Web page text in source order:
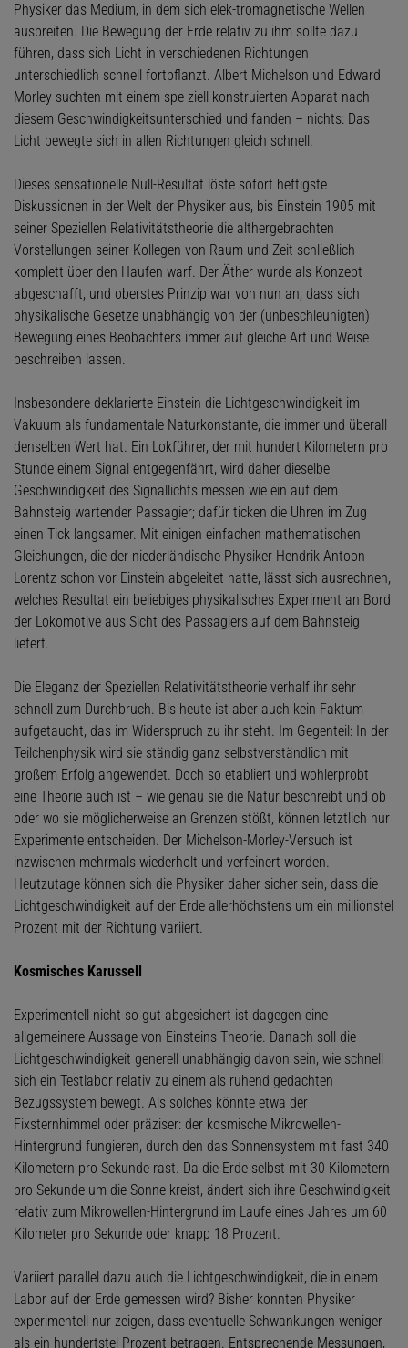
Physiker das Medium, in dem sich elek-tromagnetische Wellen
ausbreiten. Die Bewegung der Erde relativ zu ihm sollte dazu
führen, dass sich Licht in verschiedenen Richtungen
unterschiedlich schnell fortpflanzt. Albert Michelson und Edward
Morley suchten mit einem spe-ziell konstruierten Apparat nach
diesem Geschwindigkeitsunterschied und fanden – nichts: Das
Licht bewegte sich in allen Richtungen gleich schnell.
Dieses sensationelle Null-Resultat löste sofort heftigste
Diskussionen in der Welt der Physiker aus, bis Einstein 1905 mit
seiner Speziellen Relativitätstheorie die althergebrachten
Vorstellungen seiner Kollegen von Raum und Zeit schließlich
komplett über den Haufen warf. Der Äther wurde als Konzept
abgeschafft, und oberstes Prinzip war von nun an, dass sich
physikalische Gesetze unabhängig von der (unbeschleunigten)
Bewegung eines Beobachters immer auf gleiche Art und Weise
beschreiben lassen.
Insbesondere deklarierte Einstein die Lichtgeschwindigkeit im
Vakuum als fundamentale Naturkonstante, die immer und überall
denselben Wert hat. Ein Lokführer, der mit hundert Kilometern pro
Stunde einem Signal entgegenfährt, wird daher dieselbe
Geschwindigkeit des Signallichts messen wie ein auf dem
Bahnsteig wartender Passagier; dafür ticken die Uhren im Zug
einen Tick langsamer. Mit einigen einfachen mathematischen
Gleichungen, die der niederländische Physiker Hendrik Antoon
Lorentz schon vor Einstein abgeleitet hatte, lässt sich ausrechnen,
welches Resultat ein beliebiges physikalisches Experiment an Bord
der Lokomotive aus Sicht des Passagiers auf dem Bahnsteig
liefert.
Die Eleganz der Speziellen Relativitätstheorie verhalf ihr sehr
schnell zum Durchbruch. Bis heute ist aber auch kein Faktum
aufgetaucht, das im Widerspruch zu ihr steht. Im Gegenteil: In der
Teilchenphysik wird sie ständig ganz selbstverständlich mit
großem Erfolg angewendet. Doch so etabliert und wohlerprobt
eine Theorie auch ist – wie genau sie die Natur beschreibt und ob
oder wo sie möglicherweise an Grenzen stößt, können letztlich nur
Experimente entscheiden. Der Michelson-Morley-Versuch ist
inzwischen mehrmals wiederholt und verfeinert worden.
Heutzutage können sich die Physiker daher sicher sein, dass die
Lichtgeschwindigkeit auf der Erde allerhöchstens um ein millionstel
Prozent mit der Richtung variiert.
Kosmisches Karussell
Experimentell nicht so gut abgesichert ist dagegen eine
allgemeinere Aussage von Einsteins Theorie. Danach soll die
Lichtgeschwindigkeit generell unabhängig davon sein, wie schnell
sich ein Testlabor relativ zu einem als ruhend gedachten
Bezugssystem bewegt. Als solches könnte etwa der
Fixsternhimmel oder präziser: der kosmische Mikrowellen-
Hintergrund fungieren, durch den das Sonnensystem mit fast 340
Kilometern pro Sekunde rast. Da die Erde selbst mit 30 Kilometern
pro Sekunde um die Sonne kreist, ändert sich ihre Geschwindigkeit
relativ zum Mikrowellen-Hintergrund im Laufe eines Jahres um 60
Kilometer pro Sekunde oder knapp 18 Prozent.
Variiert parallel dazu auch die Lichtgeschwindigkeit, die in einem
Labor auf der Erde gemessen wird? Bisher konnten Physiker
experimentell nur zeigen, dass eventuelle Schwankungen weniger
als ein hundertstel Prozent betragen. Entsprechende Messungen,